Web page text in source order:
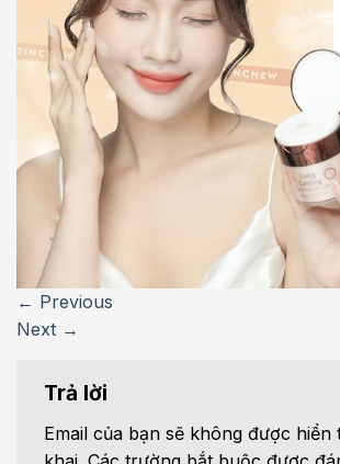
← Previous
Next →
Trả lời
Email của bạn sẽ không được hiển